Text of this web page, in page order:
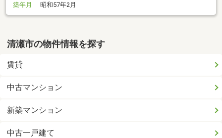
築年月
昭和57年2月
清瀬市の物件情報を探す
賃貸
中古マンション
新築マンション
中古一戸建て